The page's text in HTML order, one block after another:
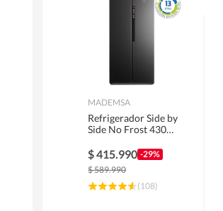
MADEMSA
Refrigerador Side by
Side No Frost 430
MAS430B
$415.990 -29%
$589.990
(108)